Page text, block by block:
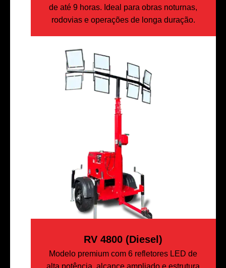
de até 9 horas. Ideal para obras noturnas,
rodovias e operações de longa duração.
RV 4800 (Diesel)
Modelo premium com 6 refletores LED de
alta potência, alcance ampliado e estrutura